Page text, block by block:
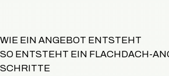
WIE EIN ANGEBOT ENTSTEHT
SO ENTSTEHT EIN FLACHDACH-
SCHRITTE